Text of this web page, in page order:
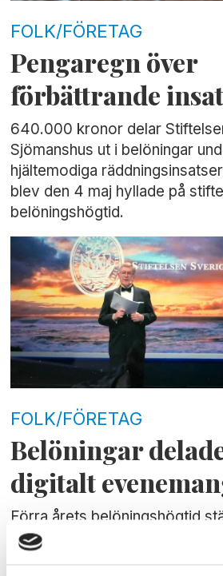
FOLK/FÖRETAG
Pengaregn över
förbättrande
640.000 kronor delar
Sjömanshus ut i belöningar
hjältemodiga
blev den 4 maj hyllade på
belöningshögtid.
FOLK/FÖRETAG
Belöningar
digitalt
Förra årets belöningshögtid
av pandemin. I år valde
Sjömanshus att slå ihop